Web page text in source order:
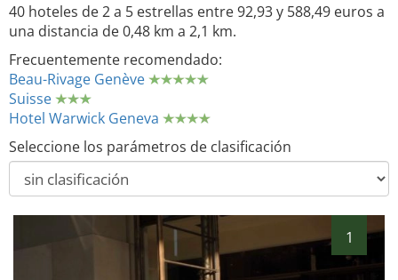
40 hoteles de 2 a 5 estrellas entre 92,93 y 588,49 euros a
una distancia de 0,48 km a 2,1 km.
Frecuentemente recomendado:
Beau-Rivage Genève
Suisse
Hotel Warwick Geneva
Seleccione los parámetros de clasificación
1